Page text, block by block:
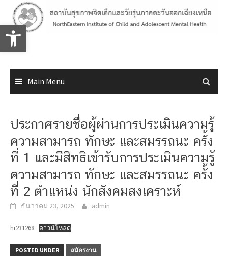
Open toolbar
content
Main Menu
ประกาศรายชื่อผู้ผ่านการประเมินความรู้
ความสามารถ ทักษะ และสมรรถนะ ครั้ง
ที่ 1 และมีสิทธิเข้ารับการประเมินความรู้
ความสามารถ ทักษะ และสมรรถนะ ครั้ง
ที่ 2 ตำแหน่ง นักสังคมสงเคราะห์
ธันวาคม 23, 2025 admin
hr231268 ดาวน์โหลด
POSTED UNDER สมัครงาน